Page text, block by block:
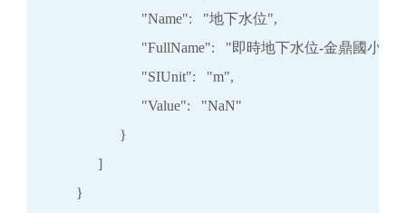
                        "Name":   "地下水位",
                        "FullName":   "即時地下水位-金鼎國小",
                        "SIUnit":   "m",
                        "Value":   "NaN"
                  }
            ]
      }